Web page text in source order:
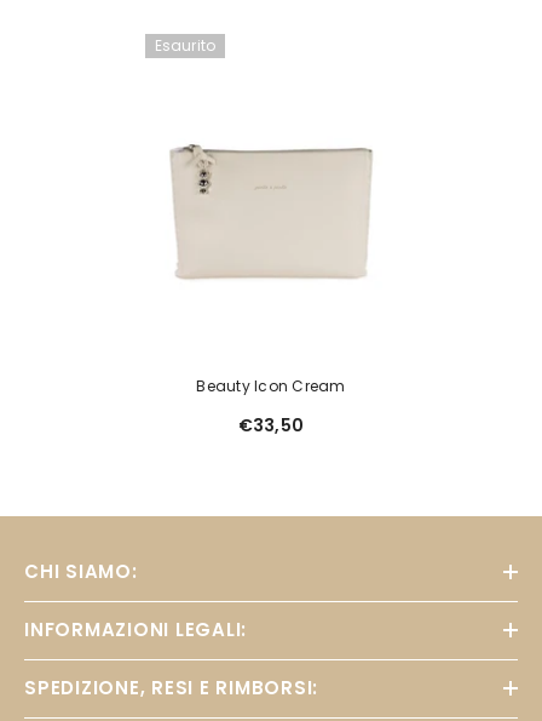
Esaurito
Beauty Icon Cream
€33,50
CHI SIAMO:
INFORMAZIONI LEGALI:
SPEDIZIONE, RESI E RIMBORSI: